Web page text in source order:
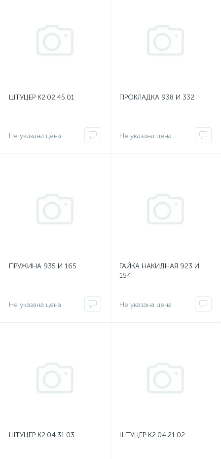
ШТУЦЕР К2.02.45.01
Не указана цена
ПРОКЛАДКА 938 И 332
Не указана цена
ПРУЖИНА 935 И 165
Не указана цена
ГАЙКА НАКИДНАЯ 923 И
154
Не указана цена
ШТУЦЕР К2.04.31.03 ШТУЦЕР К2.04.21.02